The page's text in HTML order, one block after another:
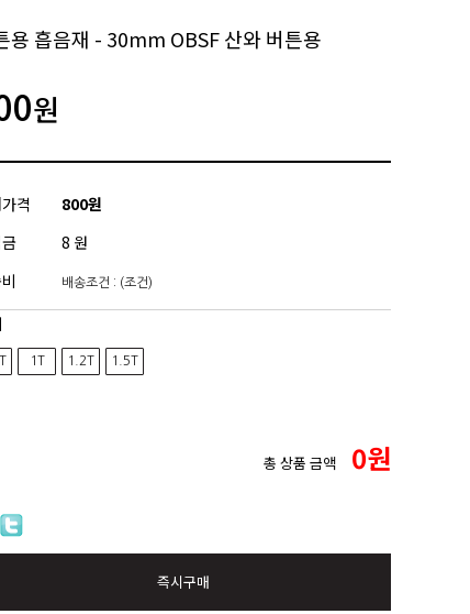
용 흡음재 - 30mm OBSF 산와 버튼용
원
격
800원
8 원
배송조건 : (조건)
1T 1.2T 1.5T
총 상품 금액 0원
즉시구매